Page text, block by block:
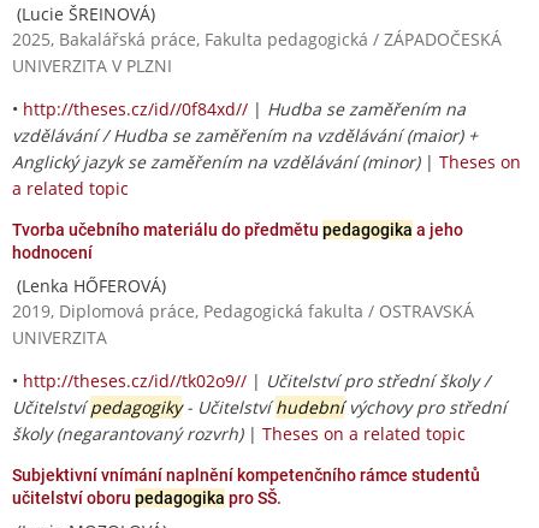
(Lucie ŠREINOVÁ)
2025, Bakalářská práce, Fakulta pedagogická / ZÁPADOČESKÁ
UNIVERZITA V PLZNI
• http://theses.cz/id//0f84xd// | Hudba se zaměřením na
vzdělávání / Hudba se zaměřením na vzdělávání (maior) +
Anglický jazyk se zaměřením na vzdělávání (minor)| Theses on
a related topic
Tvorba učebního materiálu do předmětu pedagogika a jeho
hodnocení
(Lenka HŐFEROVÁ)
2019, Diplomová práce, Pedagogická fakulta / OSTRAVSKÁ
UNIVERZITA
• http://theses.cz/id//tk02o9// | Učitelství pro střední školy /
Učitelstvípedagogiky- Učitelstvíhudebnívýchovy pro střední
školy (negarantovaný rozvrh)| Theses on a related topic
Subjektivní vnímání naplnění kompetenčního rámce studentů
učitelství oboru pedagogika pro SŠ.